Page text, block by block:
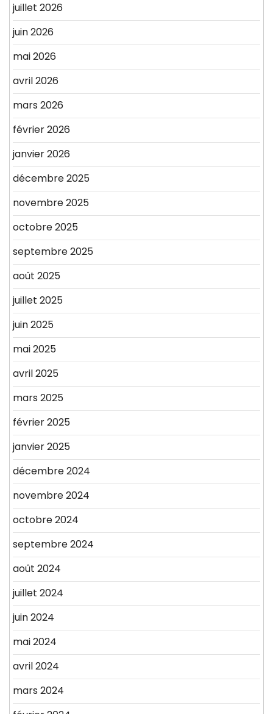
juillet 2026
juin 2026
mai 2026
avril 2026
mars 2026
février 2026
janvier 2026
décembre 2025
novembre 2025
octobre 2025
septembre 2025
août 2025
juillet 2025
juin 2025
mai 2025
avril 2025
mars 2025
février 2025
janvier 2025
décembre 2024
novembre 2024
octobre 2024
septembre 2024
août 2024
juillet 2024
juin 2024
mai 2024
avril 2024
mars 2024